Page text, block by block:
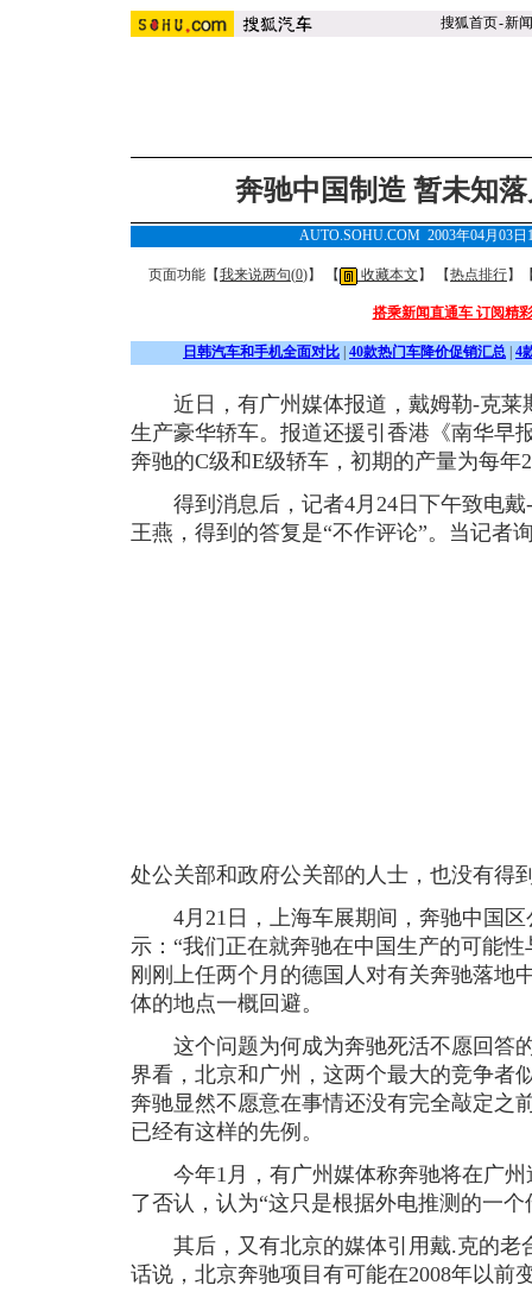
搜狐首页-新闻
奔驰中国制造 暂未知
AUTO.SOHU.COM 2003年04月03
页面功能【我来说两句(0)】 【 收藏本文 】 【热点排行】
搭乘新闻直通车 订阅精
日韩汽车和手机全面对比 40款热门车降价促销汇总 4
近日，有广州媒体报道，戴姆勒-克莱
生产豪华轿车。报道还援引香港《南华早
奔驰的C级和E级轿车，初期的产量为每年
得到消息后，记者4月24日下午致电戴
王燕，得到的答复是“不作评论”。 当记者
处公关部和政府公关部的人士，也没有得
4月21日，上海车展期间，奔驰中国区
示：“我们正在就奔驰在中国生产的可能
刚刚上任两个月的德国人对有关奔驰落地
体的地点一概回避。
这个问题为何成为奔驰死活不愿回答
界看，北京和广州，这两个最大的竞争者
奔驰显然不愿意在事情还没有完全敲定之
已经有这样的先例。
今年1月，有广州媒体称奔驰将在广州
了否认，认为“这只是根据外电推测的一
其后，又有北京的媒体引用戴.克的老
话说，北京奔驰项目有可能在2008年以前